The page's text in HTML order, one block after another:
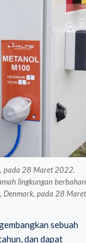
pada 28 Maret 2022.
lingkungan berbahan
Denmark, pada 28 Maret
sebuah
dan dapat